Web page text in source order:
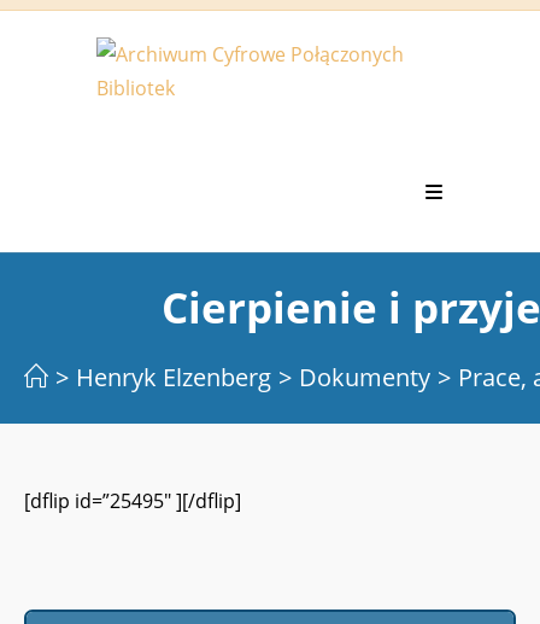
Koniec
Cierpienie i
> Henryk Elzenberg > Dokumenty > Prace,
[dflip id=”25495″ ][/dflip]